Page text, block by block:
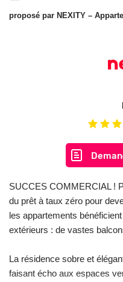
proposé par NEXITY –
SUCCES COMMERCIAL !
du prêt à taux zéro pour
les appartements
extérieurs : de vastes
La résidence sobre et
faisant écho aux espaces